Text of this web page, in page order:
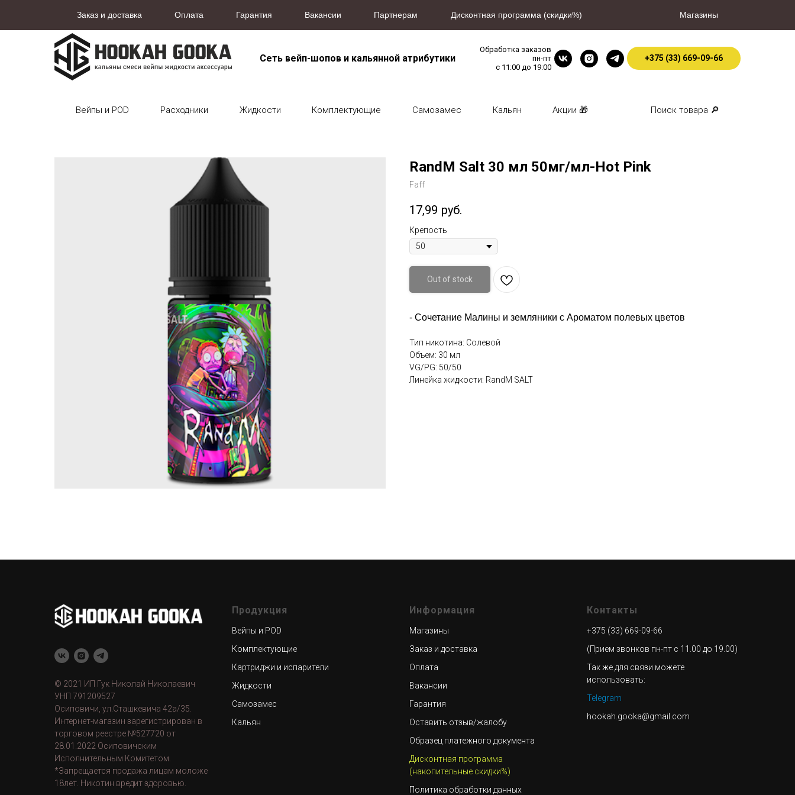
Заказ и доставка Оплата Гарантия Вакансии Партнерам Дисконтная программа (скидки%) Магазины
Сеть вейп-шопов и кальянной атрибутики
Обработка заказов
пн-пт
с 11:00 до 19:00
+375 (33) 669-09-66
Вейпы и POD Расходники Жидкости Комплектующие Самозамес Кальян Акции 🎁 Поиск товара 🔎
RandM Salt 30 мл 50мг/мл-Hot Pink
Faff
17,99 руб.
Крепость
Out of stock
- Сочетание Малины и земляники с Ароматом полевых цветов
Тип никотина: Солевой
Объем: 30 мл
VG/PG: 50/50
Линейка жидкости: RandM SALT
© 2021 ИП Гук Николай Николаевич
УНП 791209527
Осиповичи, ул.Сташкевича 42а/35.
Интернет-магазин зарегистрирован в
торговом реестре №527720 от
28.01.2022 Осиповичским
Исполнительным Комитетом.
*Запрещается продажа лицам моложе
18лет. Никотин вредит здоровью.
Продукция
Вейпы и POD
Комплектующие
Картриджи и испарители
Жидкости
Самозамес
Кальян
Информация
Магазины
Заказ и доставка
Оплата
Вакансии
Гарантия
Оставить отзыв/жалобу
Образец платежного документа
Дисконтная программа
(накопительные скидки%)
Политика обработки данных
Контакты
+375 (33) 669-09-66
(Прием звонков пн-пт с 11.00 до 19.00)
Так же для связи можете
использовать:
Telegram
hookah.gooka@gmail.com